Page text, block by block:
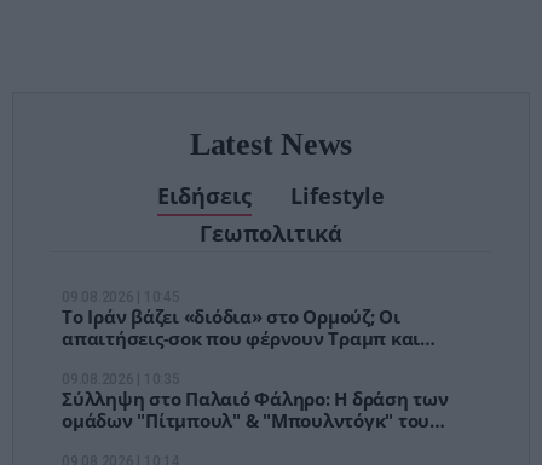
Latest News
Ειδήσεις
Lifestyle
Γεωπολιτικά
Το Ιράν βάζει «διόδια» στο Ορμούζ; Οι
απαιτήσεις-σοκ που φέρνουν Τραμπ και
Σύλληψη στο Παλαιό Φάληρο: Η δράση των
ομάδων "Πίτμπουλ" & "Μπουλντόγκ" του